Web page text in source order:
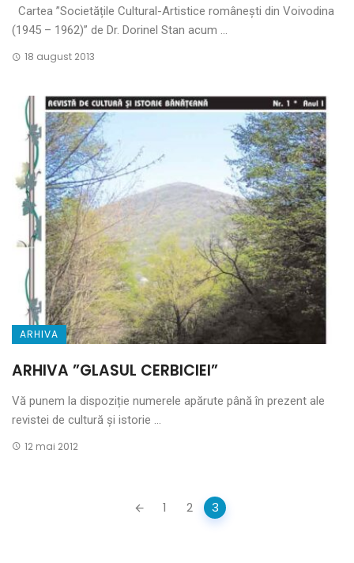
Cartea ”Societățile Cultural-Artistice românești din Voivodina
(1945 – 1962)” de Dr. Dorinel Stan acum ...
18 august 2013
ARHIVA
ARHIVA ”GLASUL CERBICIEI”
Vă punem la dispoziție numerele apărute până în prezent ale
revistei de cultură și istorie ...
12 mai 2012
1 2 3